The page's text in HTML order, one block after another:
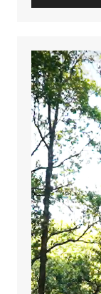
Video
Player